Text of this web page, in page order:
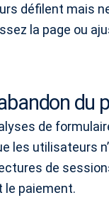
défilent mais
la page ou
du
de
les utilisateurs
de
le paiement.